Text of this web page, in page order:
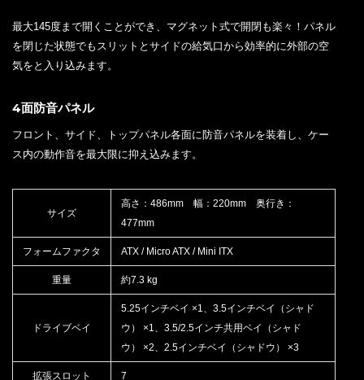
最大145度まで開くことができ、マグネット式で開閉も楽々！パネル
を閉じた状態でもスリットとサイドの給気口から効率的に外部の空
気をと入り込みます。
4面防音パネル
フロント、サイド、トップパネル各面に防音パネルを装着し、ケー
ス内の動作音を最大限に抑え込みます。
サイズ
高さ：486mm 幅：220mm 奥行き：
477mm
フォームファクタ ATX / Micro ATX / Mini ITX
重量 約7.3 kg
ドライブベイ
5.25インチベイ ×1、3.5インチベイ（シャド
ウ） ×1、3.5/2.5インチ共用ベイ（シャド
ウ） ×2、2.5インチベイ（シャドウ） ×3
拡張スロット 7